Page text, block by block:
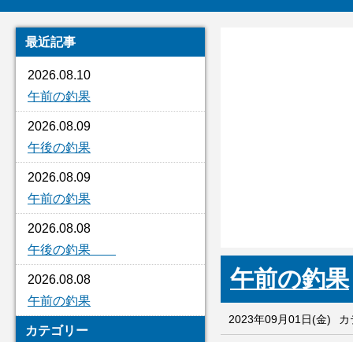
最近記事
2026.08.10
午前の釣果
2026.08.09
午後の釣果
2026.08.09
午前の釣果
2026.08.08
午後の釣果
2026.08.08
午前の釣果
カテゴリー
午前の釣果
2023年09月01日(金) カ